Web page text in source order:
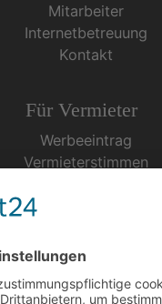
Mitarbeiter
Internetbetreuung
Kontakt
Für Vermieter
Werbeeintrag
Vermieterstimmen
Urlaubsservice
Bücher, Karten & CD's